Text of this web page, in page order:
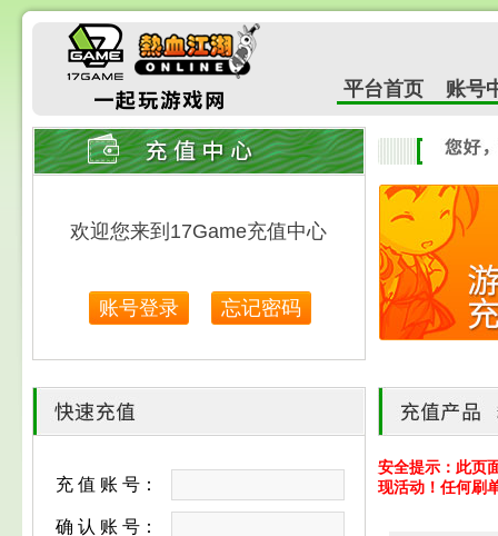
平台首页 账号
充 值 账 号：
确 认 账 号：
安全提示：此页
现活动！任何刷